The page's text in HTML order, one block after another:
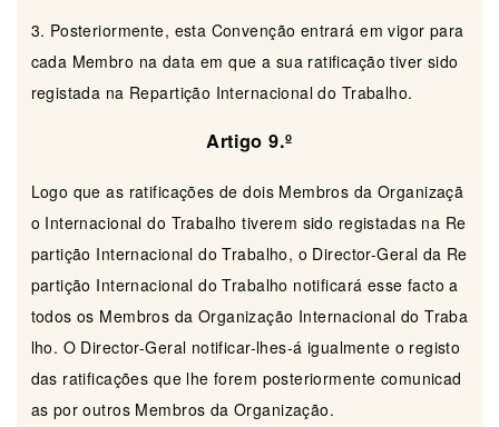
3. Posteriormente, esta Convenção entrará em vigor para
cada Membro na data em que a sua ratificação tiver sido
registada na Repartição Internacional do Trabalho.
Artigo 9.º
Logo que as ratificações de dois Membros da Organizaçã
o Internacional do Trabalho tiverem sido registadas na Re
partição Internacional do Trabalho, o Director-Geral da Re
partição Internacional do Trabalho notificará esse facto a
todos os Membros da Organização Internacional do Traba
lho. O Director-Geral notificar-lhes-á igualmente o registo
das ratificações que lhe forem posteriormente comunicad
as por outros Membros da Organização.